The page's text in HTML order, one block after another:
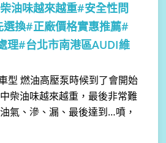
油味越來越重#安全性問
換#正廠價格實惠推薦#
理#台北市南港區AUDI維
型 燃油高壓泵時候到了會開始
柴油味越來越重，最後非常難
氣、滲、漏、最後達到…噴，